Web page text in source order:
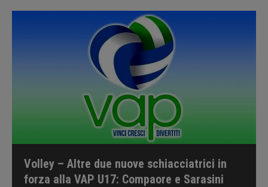
Volley – Altre due nuove schiacciatrici in
forza alla VAP U17: Compaore e Sarasini